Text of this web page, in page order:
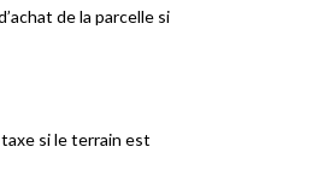
de la parcelle si
si le terrain est